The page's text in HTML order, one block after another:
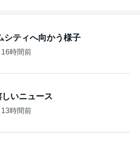
シティへ向かう様子
16時間前
いニュース
13時間前